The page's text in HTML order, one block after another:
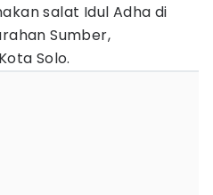
salat Idul Adha di
Sumber,
Solo.